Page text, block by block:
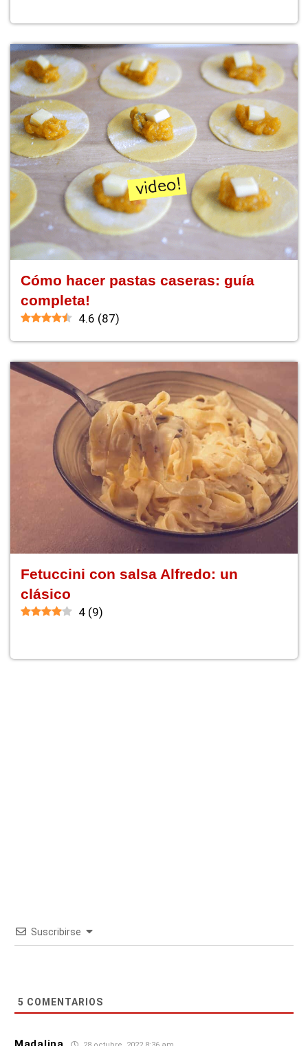
Cómo hacer pastas caseras: guía
completa!
4.6 (87)
Fetuccini con salsa Alfredo: un
clásico
4 (9)
Suscribirse
5 COMENTARIOS